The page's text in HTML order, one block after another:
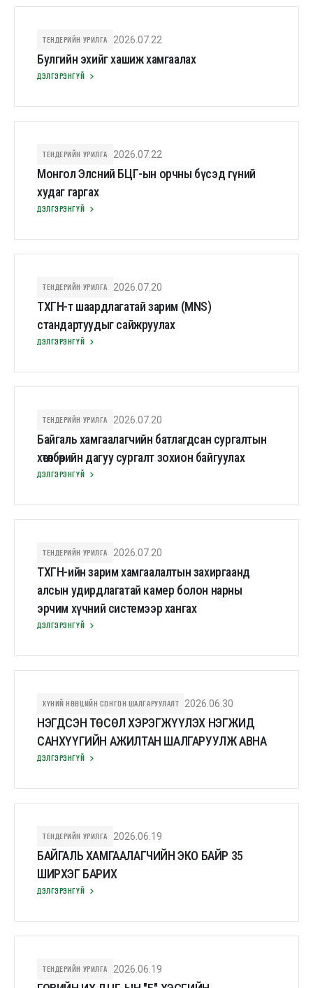
ТЕНДЕРИЙН УРИЛГА 2026.07.22
Булгийн эхийг хашиж хамгаалах
ДЭЛГЭРЭНГҮЙ
ТЕНДЕРИЙН УРИЛГА 2026.07.22
Монгол Элсний БЦГ-ын орчны бүсэд гүний
худаг гаргах
ДЭЛГЭРЭНГҮЙ
ТЕНДЕРИЙН УРИЛГА 2026.07.20
ТХГН-т шаардлагатай зарим (MNS)
стандартуудыг сайжруулах
ДЭЛГЭРЭНГҮЙ
ТЕНДЕРИЙН УРИЛГА 2026.07.20
Байгаль хамгаалагчийн батлагдсан сургалтын
хөтөлбөрийн дагуу сургалт зохион байгуулах
ДЭЛГЭРЭНГҮЙ
ТЕНДЕРИЙН УРИЛГА 2026.07.20
ТХГН-ийн зарим хамгаалалтын захиргаанд
алсын удирдлагатай камер болон нарны
эрчим хүчний системээр хангах
ДЭЛГЭРЭНГҮЙ
ХҮНИЙ НӨӨЦИЙН СОНГОН ШАЛГАРУУЛАЛТ 2026.06.30
НЭГДСЭН ТӨСӨЛ ХЭРЭГЖҮҮЛЭХ НЭГЖИД
САНХҮҮГИЙН АЖИЛТАН ШАЛГАРУУЛЖ АВНА
ДЭЛГЭРЭНГҮЙ
ТЕНДЕРИЙН УРИЛГА 2026.06.19
БАЙГАЛЬ ХАМГААЛАГЧИЙН ЭКО БАЙР 35
ШИРХЭГ БАРИХ
ДЭЛГЭРЭНГҮЙ
ТЕНДЕРИЙН УРИЛГА 2026.06.19